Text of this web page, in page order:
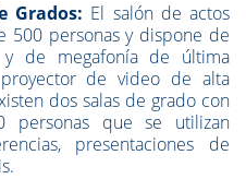
Grados: El salón de actos
500 personas y dispone de
y de megafonía de última
de video de alta
dos salas de grado con
personas que se utilizan
presentaciones de